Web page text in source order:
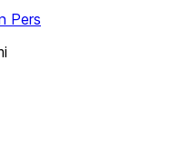
Pers